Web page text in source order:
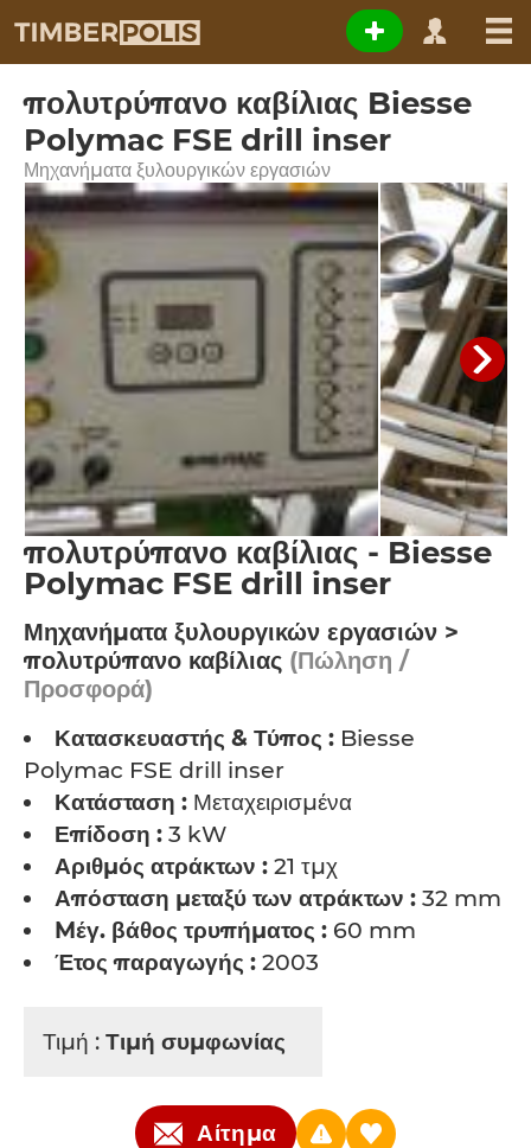
πολυτρύπανο καβίλιας Biesse
Polymac FSE drill inser
Μηχανήματα ξυλουργικών εργασιών
πολυτρύπανο καβίλιας - Biesse
Polymac FSE drill inser
Μηχανήματα ξυλουργικών εργασιών >
πολυτρύπανο καβίλιας (Πώληση /
Προσφορά)
Κατασκευαστής & Τύπος : Biesse
Polymac FSE drill inser
Κατάσταση : Μεταχειρισμένα
Επίδοση : 3 kW
Αριθμός ατράκτων : 21 τμχ
Απόσταση μεταξύ των ατράκτων : 32 mm
Mέγ. βάθος τρυπήματος : 60 mm
Έτος παραγωγής : 2003
Τιμή : Τιμή συμφωνίας
Αίτημα